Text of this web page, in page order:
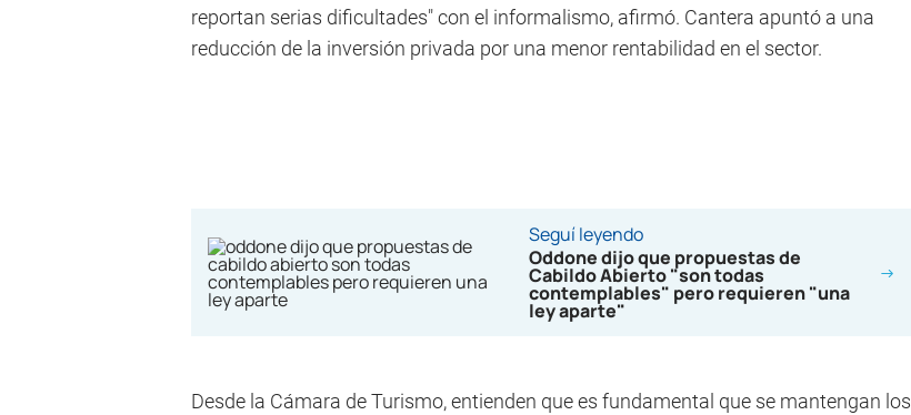
reportan serias dificultades" con el informalismo, afirmó. Cantera apuntó a una
reducción de la inversión privada por una menor rentabilidad en el sector.
Seguí leyendo
Oddone dijo que propuestas de
Cabildo Abierto "son todas
contemplables" pero requieren "una
ley aparte"
Desde la Cámara de Turismo, entienden que es fundamental que se mantengan los